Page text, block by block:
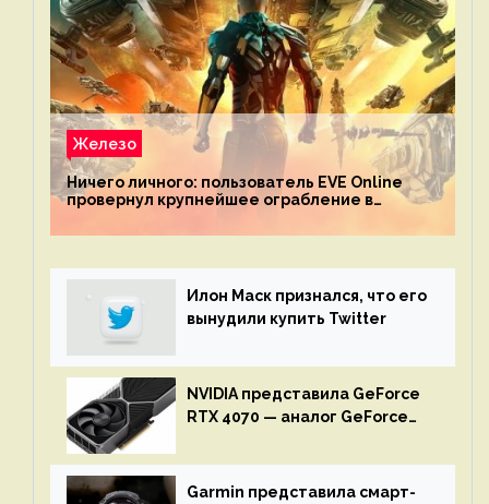
Железо
Ничего личного: пользователь EVE Online
провернул крупнейшее ограбление в
механике
Илон Маск признался, что его
вынудили купить Twitter
NVIDIA представила GeForce
RTX 4070 — аналог GeForce
Garmin представила смарт-